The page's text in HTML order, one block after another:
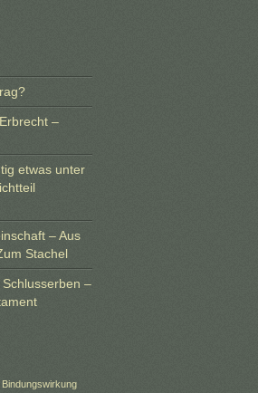
–
etwas unter
– Aus
Stachel
–
Bindungswirkung